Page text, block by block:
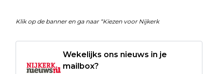
Klik op de banner en ga naar “Kiezen voor Nijkerk
Wekelijks ons nieuws in je
mailbox?